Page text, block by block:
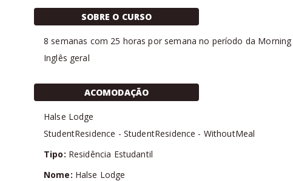
SOBRE O CURSO
8 semanas com 25 horas por semana no período da Morning
Inglês geral
ACOMODAÇÃO
Halse Lodge
StudentResidence - StudentResidence - WithoutMeal
Tipo: Residência Estudantil
Nome: Halse Lodge